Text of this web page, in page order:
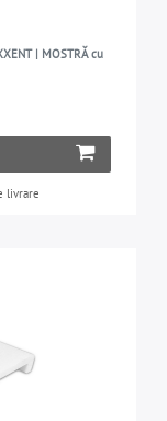
| MOSTRĂ cu
livrare